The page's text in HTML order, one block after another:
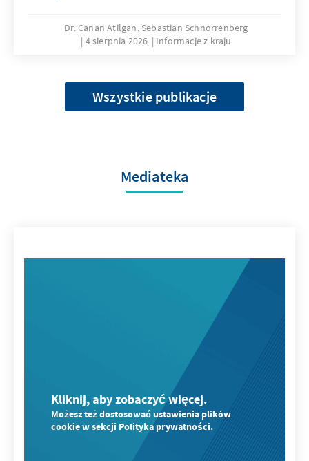
Dr. Canan Atilgan, Sebastian Schnorrenberg
4 sierpnia 2026
Informacje z kraju
Wszystkie publikacje
Mediateka
Kliknij, aby zobaczyć więcej.
Możesz też dostosować ustawienia plików
cookie w sekcji Polityka prywatności.